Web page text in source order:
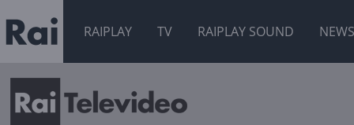
RAIPLAY TV RAIPLAY SOUND NEWS